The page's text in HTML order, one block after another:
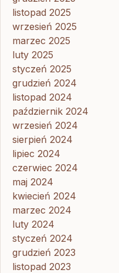
listopad 2025
wrzesień 2025
marzec 2025
luty 2025
styczeń 2025
grudzień 2024
listopad 2024
październik 2024
wrzesień 2024
sierpień 2024
lipiec 2024
czerwiec 2024
maj 2024
kwiecień 2024
marzec 2024
luty 2024
styczeń 2024
grudzień 2023
listopad 2023